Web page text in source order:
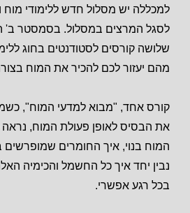
למכללה יש מסלול חדש ללימודי
לסגל המרצים במסלול. בסמסטר ב'
שלושה קורסים לסטודנטים בחוג
מהם יעזור לכם להכיר את המוח
קורס אחד, "מבוא למדעי המוח",
את הבסיס לאופן פעולת המוח,
המוח בנוי, איך החומרים שמופרשים
נבין יחד איך כל החשמל והכימיה
בכל רגע אפשרי.